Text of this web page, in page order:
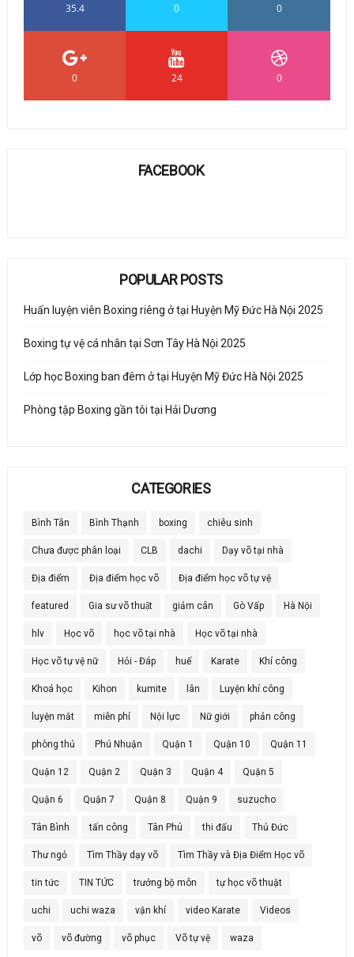
35.4 0 0
0 24 0
FACEBOOK
POPULAR POSTS
Huấn luyện viên Boxing riêng ở tại Huyện Mỹ Đức Hà Nội 2025
Boxing tự vệ cá nhân tại Sơn Tây Hà Nội 2025
Lớp học Boxing ban đêm ở tại Huyện Mỹ Đức Hà Nội 2025
Phòng tập Boxing gần tôi tại Hải Dương
CATEGORIES
Bình Tân Bình Thạnh boxing chiêu sinh
Chưa được phân loại CLB dachi Dạy võ tại nhà
Địa điểm Địa điểm học võ Địa điểm học võ tự vệ
featured Gia sư võ thuật giảm cân Gò Vấp Hà Nội
hlv Học võ học võ tại nhà Học võ tại nhà
Học võ tự vệ nữ Hỏi - Đáp huế Karate Khí công
Khoá học Kihon kumite lân Luyện khí công
luyện mắt miễn phí Nội lực Nữ giới phản công
phòng thủ Phú Nhuận Quận 1 Quận 10 Quận 11
Quận 12 Quận 2 Quận 3 Quận 4 Quận 5
Quận 6 Quận 7 Quận 8 Quận 9 suzucho
Tân Bình tấn công Tân Phú thi đấu Thủ Đức
Thư ngỏ Tìm Thầy dạy võ Tìm Thầy và Địa Điểm Học võ
tin tức TIN TỨC trưởng bộ môn tự học võ thuật
uchi uchi waza vận khí video Karate Videos
võ võ đường võ phục Võ tự vệ waza